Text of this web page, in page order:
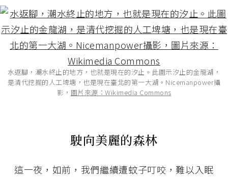
水返腳，潮水終止的地方，也就是現在的汐止。此圖示汐止的金龍湖，
是清代挖掘的人工埤塘，也是現在臺北的第一大湖。Nicemanpower攝
影， 圖片來源：Wikimedia Commons
駛向美麗的森林
這一夜，如前，我們繼續遭蚊子叮咬，難以入眠